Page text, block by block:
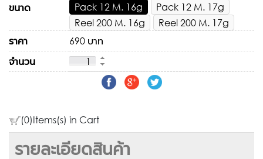
ขนาด
Pack 12 M. 16g
Pack 12 M. 17g
Reel 200 M. 16g
Reel 200 M. 17g
ราคา
690 บาท
จำนวน
(0)Items(s) in Cart
รายละเอียดสินค้า